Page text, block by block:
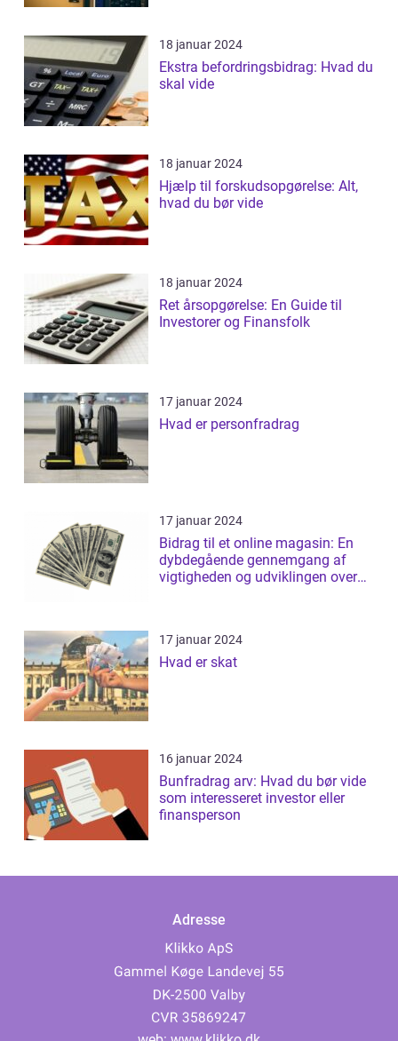
18 januar 2024
Ekstra befordringsbidrag: Hvad du
skal vide
18 januar 2024
Hjælp til forskudsopgørelse: Alt,
hvad du bør vide
18 januar 2024
Ret årsopgørelse: En Guide til
Investorer og Finansfolk
17 januar 2024
Hvad er personfradrag
17 januar 2024
Bidrag til et online magasin: En
dybdegående gennemgang af
vigtigheden og udviklingen over
17 januar 2024
Hvad er skat
16 januar 2024
Bunfradrag arv: Hvad du bør vide
som interesseret investor eller
finansperson
Adresse